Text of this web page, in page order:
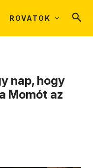
ROVATOK
nap, hogy
Momót az